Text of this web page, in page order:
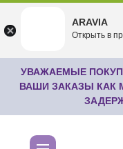
undefined
УВАЖАЕМЫЕ
ВАШИ ЗАКАЗЫ КАК
ARAVIA
Открыть в